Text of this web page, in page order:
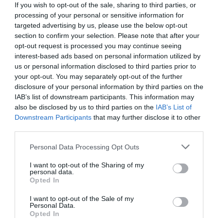
If you wish to opt-out of the sale, sharing to third parties, or
processing of your personal or sensitive information for
targeted advertising by us, please use the below opt-out
section to confirm your selection. Please note that after your
opt-out request is processed you may continue seeing
interest-based ads based on personal information utilized by
us or personal information disclosed to third parties prior to
your opt-out. You may separately opt-out of the further
disclosure of your personal information by third parties on the
IAB’s list of downstream participants. This information may
also be disclosed by us to third parties on the IAB’s List of
Downstream Participants that may further disclose it to other
Personal Data Processing Opt Outs
I want to opt-out of the Sharing of my
personal data.
Opted In
I want to opt-out of the Sale of my
Personal Data.
Opted In
Renfe (1.383 trens) dels 4.260 programats en
aquest període, 428 d'alta velocitat i llarga
distància i 955 de mitjana distància, a més de 740
de mercaderies.
L'aturada sorgeix en resposta a allò que
consideren incompliments per part del Ministeri
de Transports en relació amb el traspàs del servei
de Rodalies a la Generalitat de Catalunya i la
gestió de Renfe Mercaderies. El Comitè General
d'Empresa de Renfe denuncia “la manca
grups de treball que tractin aquests temes”. A
més, expressen la seva preocupació per la cessió
d'un tram ferroviari i l'entrada de la companyia
logística MSC a la filial de Renfe Mercaderies, cosa